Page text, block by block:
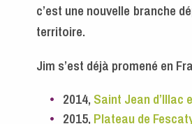
c’est une nouvelle branche
territoire.
Jim s’est déjà promené en
2014, Saint Jean d’Illac
2015, Plateau de